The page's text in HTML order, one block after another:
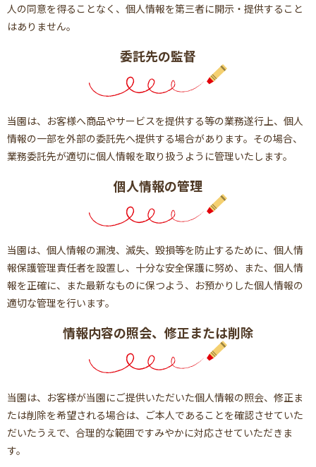
人の同意を得ることなく、個人情報を第三者に開示・提供すること
はありません。
委託先の監督
当園は、お客様へ商品やサービスを提供する等の業務遂行上、個人
情報の一部を外部の委託先へ提供する場合があります。その場合、
業務委託先が適切に個人情報を取り扱うように管理いたします。
個人情報の管理
当園は、個人情報の漏洩、滅失、毀損等を防止するために、個人情
報保護管理責任者を設置し、十分な安全保護に努め、また、個人情
報を正確に、また最新なものに保つよう、お預かりした個人情報の
適切な管理を行います。
情報内容の照会、修正または削除
当園は、お客様が当園にご提供いただいた個人情報の照会、修正ま
たは削除を希望される場合は、ご本人であることを確認させていた
だいたうえで、合理的な範囲ですみやかに対応させていただきま
す。